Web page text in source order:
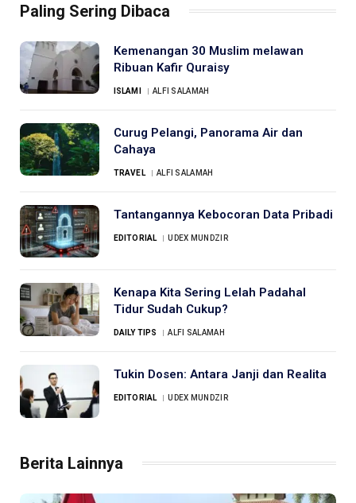
Paling Sering Dibaca
Kemenangan 30 Muslim melawan
Ribuan Kafir Quraisy
ISLAMI ALFI SALAMAH
Curug Pelangi, Panorama Air dan
Cahaya
TRAVEL ALFI SALAMAH
Tantangannya Kebocoran Data Pribadi
EDITORIAL UDEX MUNDZIR
Kenapa Kita Sering Lelah Padahal
Tidur Sudah Cukup?
DAILY TIPS ALFI SALAMAH
Tukin Dosen: Antara Janji dan Realita
EDITORIAL UDEX MUNDZIR
Berita Lainnya